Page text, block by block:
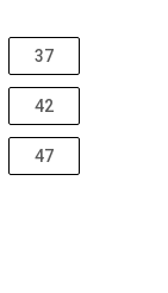
37
42
47